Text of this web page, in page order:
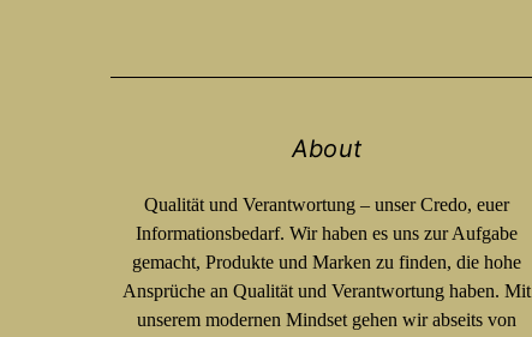
About
Qualität und Verantwortung – unser Credo, euer
Informationsbedarf. Wir haben es uns zur Aufgabe
gemacht, Produkte und Marken zu finden, die hohe
Ansprüche an Qualität und Verantwortung haben. Mit
unserem modernen Mindset gehen wir abseits von